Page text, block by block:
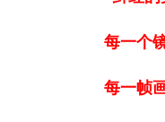
每一个
每一帧